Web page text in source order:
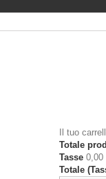
Il tuo
Totale
Tasse 0,00
Totale